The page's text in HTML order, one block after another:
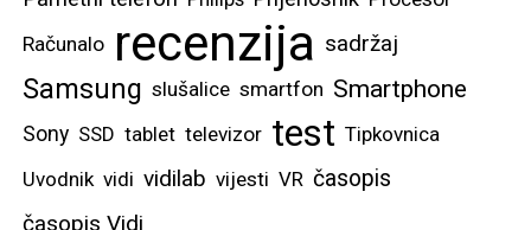
Računalo recenzija sadržaj
Samsung slušalice smartfon Smartphone
Sony SSD tablet televizor test Tipkovnica
Uvodnik vidi vidilab vijesti VR časopis
časopis Vidi